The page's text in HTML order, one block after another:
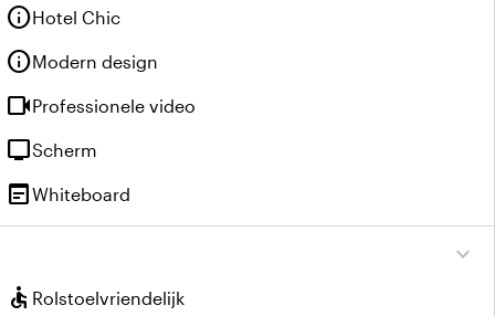
infoHotel Chic
infoModern design
videocamProfessionele video
tvScherm
wysiwygWhiteboard
expand_more
accessible Rolstoelvriendelijk